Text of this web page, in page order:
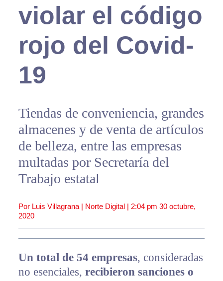
violar el código
rojo del Covid-
19
Tiendas de conveniencia, grandes
almacenes y de venta de artículos
de belleza, entre las empresas
multadas por Secretaría del
Trabajo estatal
Por Luis Villagrana | Norte Digital | 2:04 pm 30 octubre,
2020
Un total de 54 empresas, consideradas
no esenciales, recibieron sanciones o